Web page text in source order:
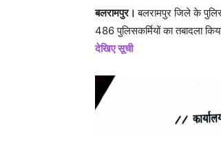
बलरामपुर।बलरामपुर जिले के
486 पुलिसकर्मियों का तबादला
देखिए सूची